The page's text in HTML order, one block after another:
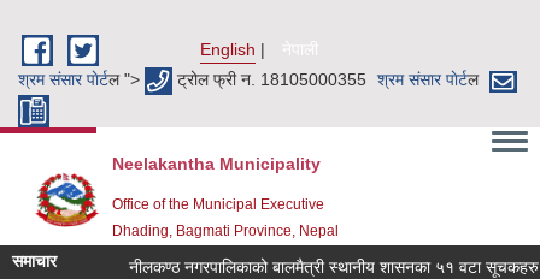
English
नेपाली
श्रम संसार पाेर्टल "> ट्रोल फ्री न. 18105000355 श्रम संसार पाेर्टल
Neelakantha Municipality
Office of the Municipal Executive
Dhading, Bagmati Province, Nepal
समाचार नीलकण्ठ नगरपालिकाको बालमैत्री स्थानीय शासनका ५१ वटा सूचकहरु !